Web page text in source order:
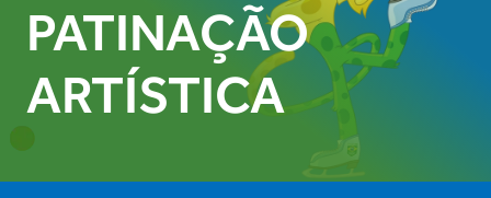
PATINAÇÃO
ARTÍSTICA